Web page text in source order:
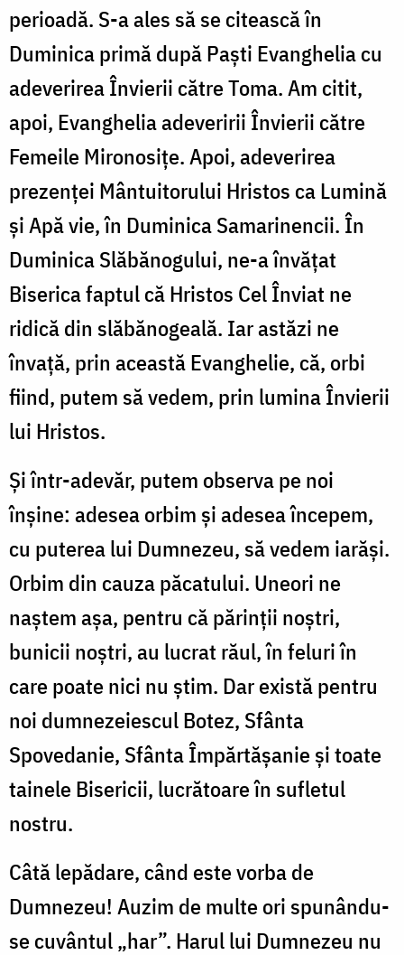
perioadă. S-a ales să se citească în
Duminica primă după Paşti Evanghelia cu
adeverirea Învierii către Toma. Am citit,
apoi, Evanghelia adeveririi Învierii către
Femeile Mironosiţe. Apoi, adeverirea
prezenţei Mântuitorului Hristos ca Lumină
şi Apă vie, în Duminica Samarinencii. În
Duminica Slăbănogului, ne-a învăţat
Biserica faptul că Hristos Cel Înviat ne
ridică din slăbănogeală. Iar astăzi ne
învaţă, prin această Evanghelie, că, orbi
fiind, putem să vedem, prin lumina Învierii
lui Hristos.
Şi într-adevăr, putem observa pe noi
înşine: adesea orbim şi adesea începem,
cu puterea lui Dumnezeu, să vedem iarăşi.
Orbim din cauza păcatului. Uneori ne
naştem aşa, pentru că părinţii noştri,
bunicii noştri, au lucrat răul, în feluri în
care poate nici nu ştim. Dar există pentru
noi dumnezeiescul Botez, Sfânta
Spovedanie, Sfânta Împărtăşanie şi toate
tainele Bisericii, lucrătoare în sufletul
nostru.
Câtă lepădare, când este vorba de
Dumnezeu! Auzim de multe ori spunându-
se cuvântul „har”. Harul lui Dumnezeu nu